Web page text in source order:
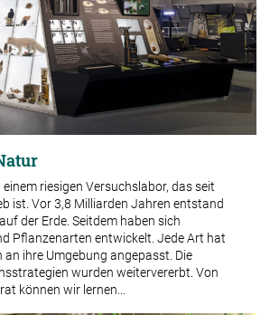
riesigen Versuchslabor, das seit
ist. Vor 3,8 Milliarden Jahren entstand
der Erde. Seitdem haben sich
Pflanzenarten entwickelt. Jede Art hat
ihre Umgebung angepasst. Die
wurden weitervererbt. Von
können wir lernen…